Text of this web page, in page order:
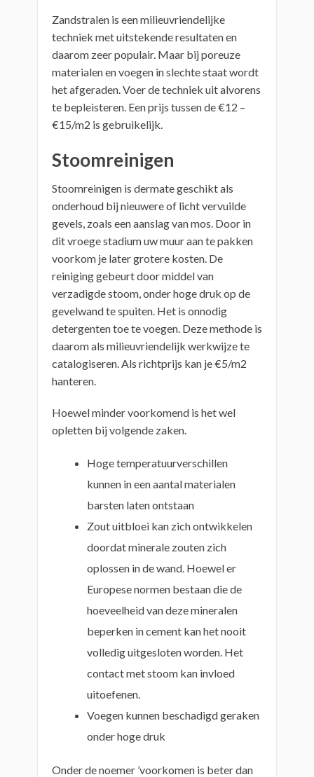
Zandstralen is een milieuvriendelijke
techniek met uitstekende resultaten en
daarom zeer populair. Maar bij poreuze
materialen en voegen in slechte staat wordt
het afgeraden. Voer de techniek uit alvorens
te bepleisteren. Een prijs tussen de €12 –
€15/m2 is gebruikelijk.
Stoomreinigen
Stoomreinigen is dermate geschikt als
onderhoud bij nieuwere of licht vervuilde
gevels, zoals een aanslag van mos. Door in
dit vroege stadium uw muur aan te pakken
voorkom je later grotere kosten. De
reiniging gebeurt door middel van
verzadigde stoom, onder hoge druk op de
gevelwand te spuiten. Het is onnodig
detergenten toe te voegen. Deze methode is
daarom als milieuvriendelijk werkwijze te
catalogiseren. Als richtprijs kan je €5/m2
hanteren.
Hoewel minder voorkomend is het wel
opletten bij volgende zaken.
Hoge temperatuurverschillen
kunnen in een aantal materialen
barsten laten ontstaan
Zout uitbloei kan zich ontwikkelen
doordat minerale zouten zich
oplossen in de wand. Hoewel er
Europese normen bestaan die de
hoeveelheid van deze mineralen
beperken in cement kan het nooit
volledig uitgesloten worden. Het
contact met stoom kan invloed
uitoefenen.
Voegen kunnen beschadigd geraken
onder hoge druk
Onder de noemer ’voorkomen is beter dan